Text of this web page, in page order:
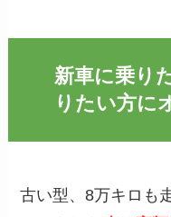
新車に乗り
りたい方に
古い型、8万キロも